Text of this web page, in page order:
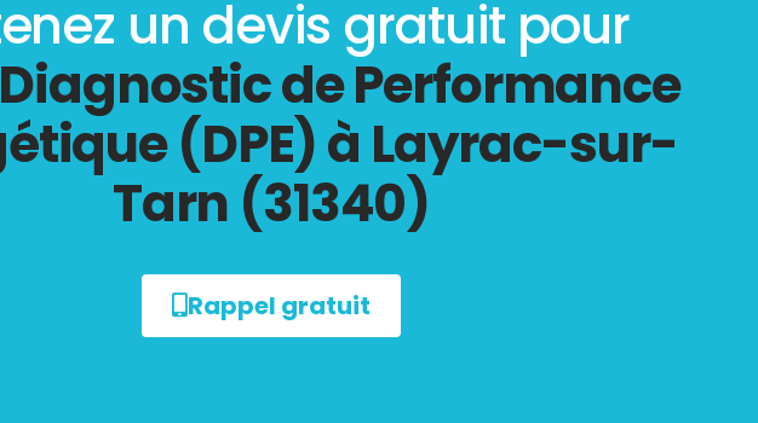
un devis gratuit pour
Diagnostic de Performance
(DPE) à Layrac-sur-
Tarn (31340)
Rappel gratuit